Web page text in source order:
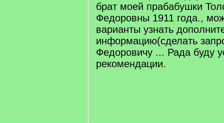
брат моей прабабушки
Федоровны 1911 года.,
варианты узнать
информацию(сделать
Федоровичу ... Рада буду
рекомендации.